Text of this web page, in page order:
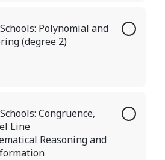
Polynomial and
(degree 2)
Congruence,
Line
Reasoning and